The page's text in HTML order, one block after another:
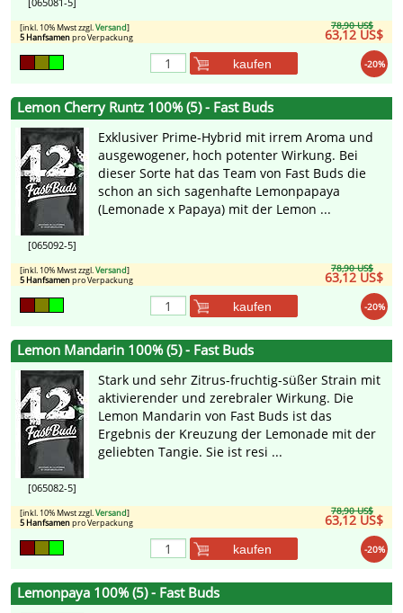
78,90 US$
63,12 US$
[inkl. 10% Mwst zzgl.Versand]
5 Hanfsamenpro Verpackung
-20%
kaufen
Lemon Cherry Runtz 100% (5) - Fast Buds
[065092-5]
Exklusiver Prime-Hybrid mit irrem Aroma und
ausgewogener, hoch potenter Wirkung. Bei
dieser Sorte hat das Team von Fast Buds die
schon an sich sagenhafte Lemonpapaya
(Lemonade x Papaya) mit der Lemon ...
78,90 US$
63,12 US$
[inkl. 10% Mwst zzgl.Versand]
5 Hanfsamenpro Verpackung
-20%
kaufen
Lemon Mandarin 100% (5) - Fast Buds
[065082-5]
Stark und sehr Zitrus-fruchtig-süßer Strain mit
aktivierender und zerebraler Wirkung. Die
Lemon Mandarin von Fast Buds ist das
Ergebnis der Kreuzung der Lemonade mit der
geliebten Tangie. Sie ist resi ...
78,90 US$
63,12 US$
[inkl. 10% Mwst zzgl.Versand]
5 Hanfsamenpro Verpackung
-20%
kaufen
Lemonpaya 100% (5) - Fast Buds